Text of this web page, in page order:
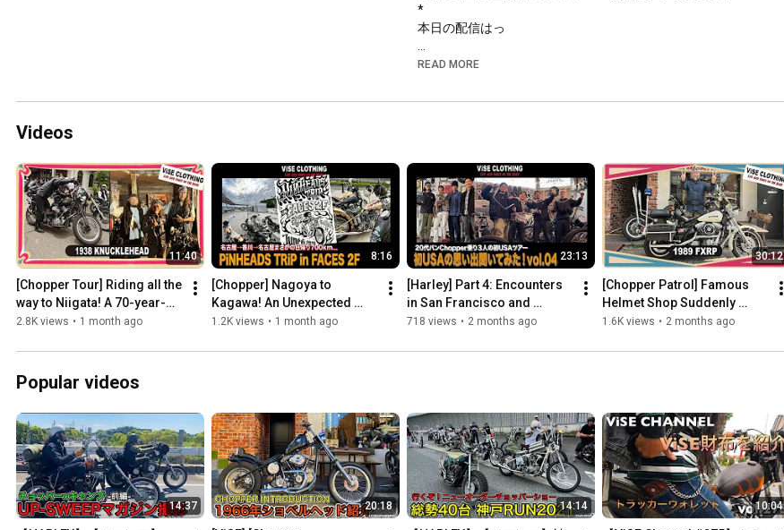
*
本日の配信はっ
[ チョッパーイントロダクション ]
僕の２番目のハーレー「HELL CAT」をご紹介。
[ 5年前の配信 ]
→https://youtu.be/m6bN3YcBnws?si=-uVl4...
*
[新作アイテム一覧]
→https://vise22.com/store
*
[先行予約アイテム一覧]
→
https://vise22.com/products/list?cate...
*
Youtube・ブログ・インスタグラム等、毎日更新中！
下記リンクからCheckお願いします。
ViSEブログ→https://vise22.com/blog
*
ViSEオンラインストア→https://vise22.com/store/
*
ViSEインスタグラム→
https://www.instagram.com/vise_clothing/
READ MORE
Videos
11:40
[Chopper Tour] Riding all the
way to Niigata! A 70-year-
old Knucklehead Chopper!
2.8K views • 1 month ago
8:16
[Chopper] Nagoya to
Kagawa! An Unexpected
700km Day Trip... "Pinheads
1.2K views • 1 month ago
23:13
[Harley] Part 4: Encounters
in San Francisco and
Oakland! USA Tour with
718 views • 2 months ago
30:12
[Chopper Patrol] Famous
Helmet Shop Suddenly
Appears from Tokyo!
[Chopper]
1.6K views • 2 months ago
Popular videos
14:37 20:18 14:14 10:04